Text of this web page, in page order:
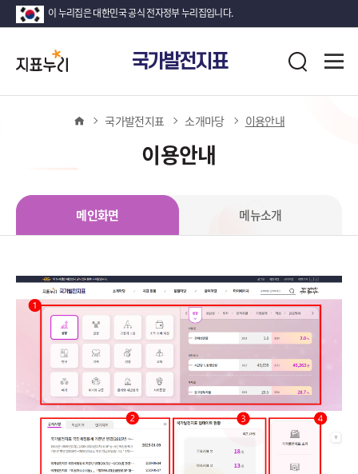
이 누리집은 대한민국 공식 전자정부 누리집입니다.
지
표
누
국가발전지표
검
홈 국가발전지표 소개마당 이용안내
이용안내
메인화면 메뉴소개